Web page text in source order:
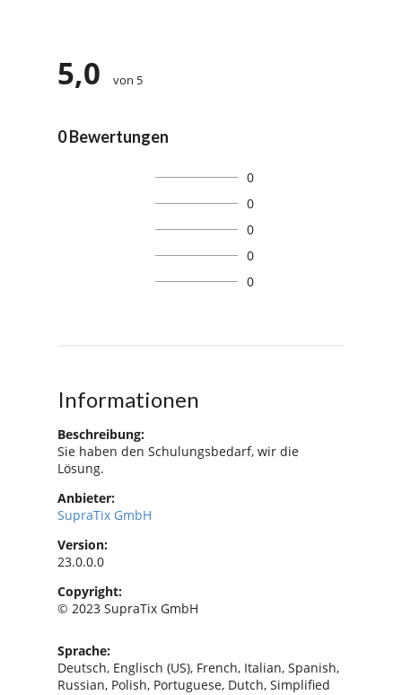
5,0 von 5
0 Bewertungen
0
0
0
0
0
Informationen
Beschreibung:
Sie haben den Schulungsbedarf, wir die
Lösung.
Anbieter:
SupraTix GmbH
Version:
23.0.0.0
Copyright:
© 2023 SupraTix GmbH
Sprache:
Deutsch, Englisch (US), French, Italian, Spanish,
Russian, Polish, Portuguese, Dutch, Simplified